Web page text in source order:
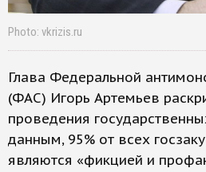
Photo: vkrizis.ru
Глава Федеральной
(ФАС) Игорь Артемьев
проведения
данным, 95% от всех
являются «фикцией и